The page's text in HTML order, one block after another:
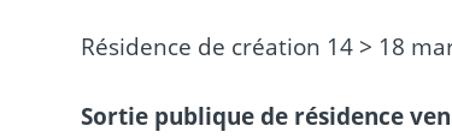
Résidence de création 14 > 18
Sortie publique de résidence